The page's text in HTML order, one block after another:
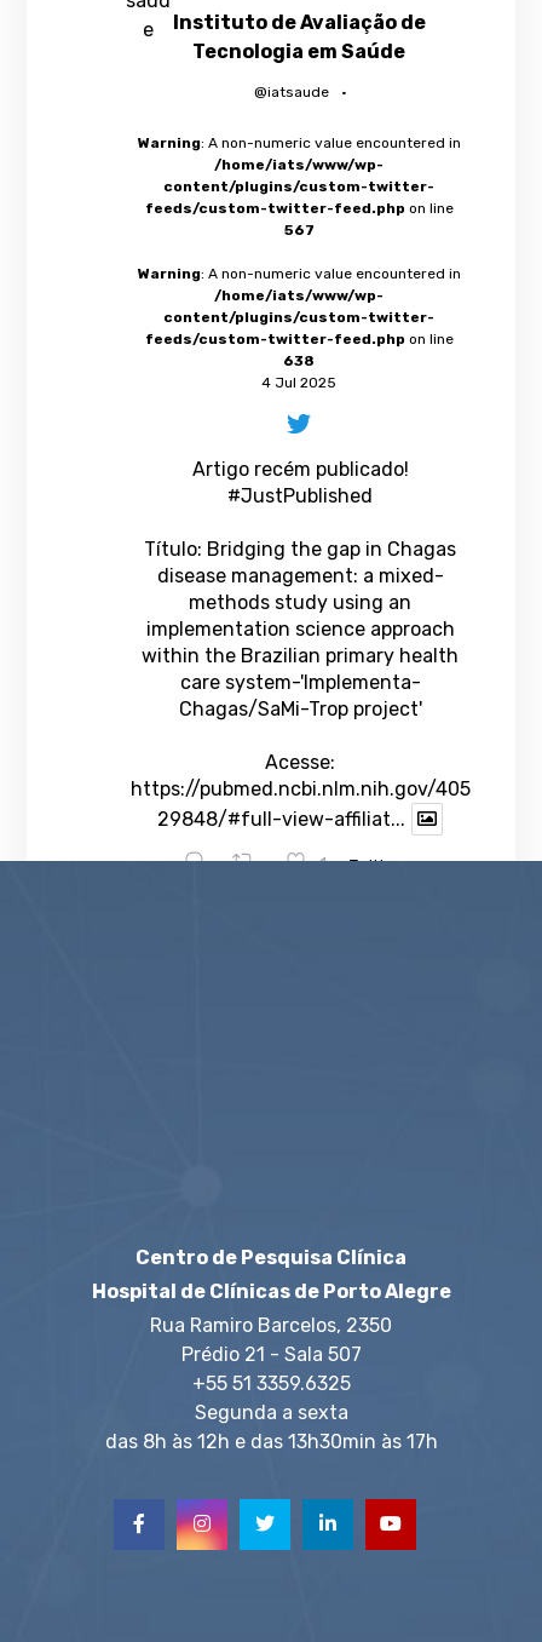
Instituto de Avaliação de
Tecnologia em Saúde
@iatsaude ·
Warning: A non-numeric value encountered in
/home/iats/www/wp-
content/plugins/custom-twitter-
feeds/custom-twitter-feed.php on line
567
Warning: A non-numeric value encountered in
/home/iats/www/wp-
content/plugins/custom-twitter-
feeds/custom-twitter-feed.php on line
638
4 Jul 2025
Artigo recém publicado!
#JustPublished
Título: Bridging the gap in Chagas
disease management: a mixed-
methods study using an
implementation science approach
within the Brazilian primary health
care system-'Implementa-
Chagas/SaMi-Trop project'
Acesse:
https://pubmed.ncbi.nlm.nih.gov/405
29848/#full-view-affiliat...
1 Twitter
Centro de Pesquisa Clínica
Hospital de Clínicas de Porto Alegre
Rua Ramiro Barcelos, 2350
Prédio 21 - Sala 507
+55 51 3359.6325
Segunda a sexta
das 8h às 12h e das 13h30min às 17h